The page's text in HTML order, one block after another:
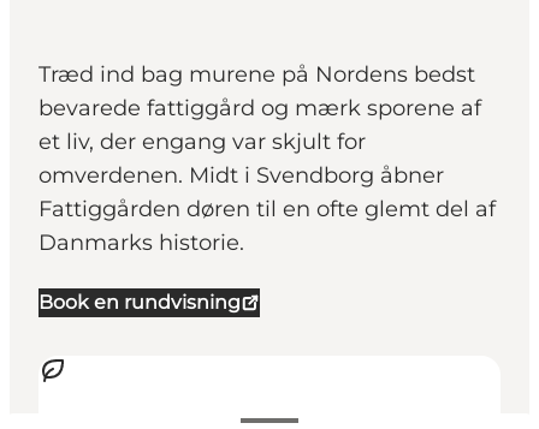
Træd ind bag murene på Nordens bedst
bevarede fattiggård og mærk sporene af
et liv, der engang var skjult for
omverdenen. Midt i Svendborg åbner
Fattiggården døren til en ofte glemt del af
Danmarks historie.
Book en rundvisning